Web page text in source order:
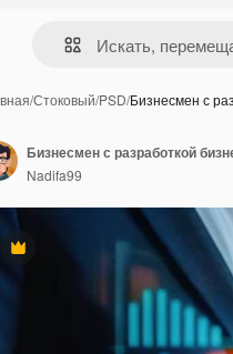
/Стоковый/PSD/Бизнесмен с
Премиум
Nadifa99